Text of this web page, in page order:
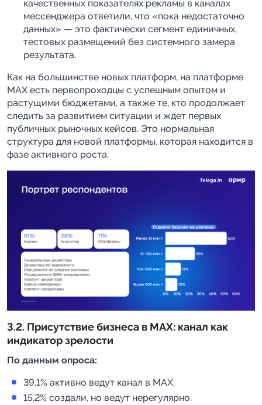
качественных показателях рекламы в каналах
мессенджера ответили, что «пока недостаточно
данных» — это фактически сегмент единичных,
тестовых размещений без системного замера
результата.
Как на большинстве новых платформ, на платформе
MАХ есть первопроходцы с успешным опытом и
растущими бюджетами, а также те, кто продолжает
следить за развитием ситуации и ждет первых
публичных рыночных кейсов. Это нормальная
структура для новой платформы, которая находится в
фазе активного роста.
3.2. Присутствие бизнеса в MAX: канал как
индикатор зрелости
По данным опроса:
39,1% активно ведут канал в MAX,
15,2% создали, но ведут нерегулярно.